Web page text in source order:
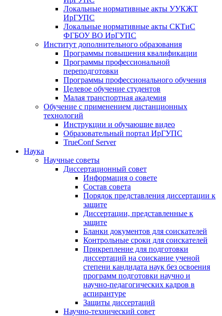
Локальные нормативные акты УУКЖТ
ИрГУПС
Локальные нормативные акты СКТиС
ФГБОУ ВО ИрГУПС
Институт дополнительного образования
Программы повышения квалификации
Программы профессиональной
переподготовки
Программы профессионального обучения
Целевое обучение студентов
Малая транспортная академия
Обучение с применением дистанционных
технологий
Инструкции и обучающие видео
Образовательный портал ИрГУПС
TrueConf Server
Наука
Научные советы
Диссертационный совет
Информация о совете
Состав совета
Порядок представления диссертации к
защите
Диссертации, представленные к
защите
Бланки документов для соискателей
Контрольные сроки для соискателей
Прикрепление для подготовки
диссертаций на соискание ученой
степени кандидата наук без освоения
программ подготовки научно и
научно-педагогических кадров в
аспирантуре
Защиты диссертаций
Научно-технический совет